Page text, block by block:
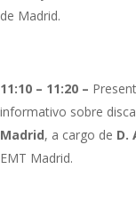
de Madrid.
11:10 – 11:20 –
informativo sobre
Madrid, a cargo de D.
EMT Madrid.